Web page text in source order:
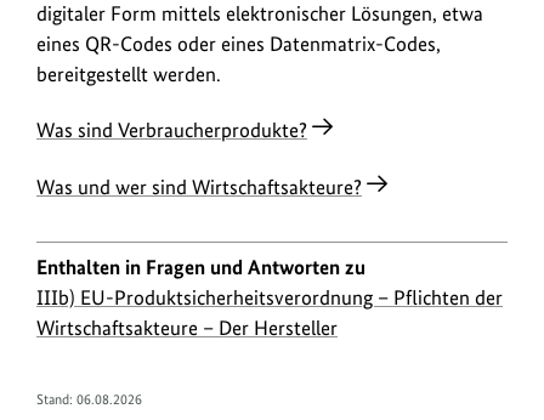
digitaler Form mittels elektronischer Lösungen, etwa
eines QR-Codes oder eines Datenmatrix-Codes,
bereitgestellt werden.
Was sind Verbraucherprodukte?
Was und wer sind Wirtschaftsakteure?
Enthalten in Fragen und Antworten zu
IIIb) EU-Produktsicherheitsverordnung – Pflichten der
Wirtschaftsakteure – Der Hersteller
Stand: 06.08.2026